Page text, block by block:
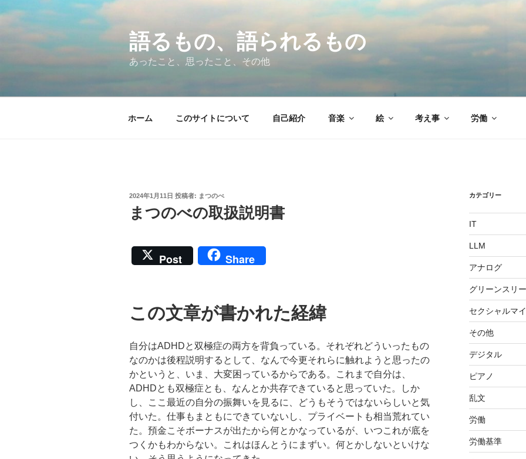
ツ
語るもの、語られるもの
あったこと、思ったこと、その他
ホーム このサイトについて 自己紹介 音楽 絵 考え事 労働
投
日:
2024年1月11日 投稿者: まつのべ
まつのべの取扱説明書
Post Share
この文章が書かれた経緯
自分はADHDと双極症の両方を背負っている。それぞれどういったもの
なのかは後程説明するとして、なんで今更それらに触れようと思ったの
かというと、いま、大変困っているからである。これまで自分は、
ADHDとも双極症とも、なんとか共存できていると思っていた。しか
し、ここ最近の自分の振舞いを見るに、どうもそうではないらしいと気
付いた。仕事もまともにできていないし、プライベートも相当荒れてい
た。預金こそボーナスが出たから何とかなっているが、いつこれが底を
つくかもわからない。これはほんとうにまずい。何とかしないといけな
カテゴリー
IT
LLM
アナログ
グリーンスリ
セクシャルマ
その他
デジタル
ピアノ
乱文
労働
労働基準